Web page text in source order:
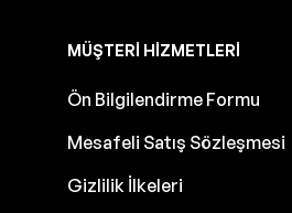
MÜŞTERI HIZMETLERI
Ön Bilgilendirme Formu
Mesafeli Satış Sözleşmesi
Gizlilik İlkeleri